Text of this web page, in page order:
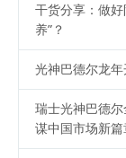
干货分享：做
养”？
光神巴德尔龙
瑞士光神巴德
谋中国市场新篇